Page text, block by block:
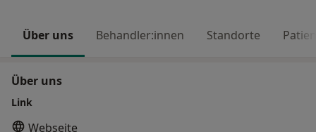
Über uns Behandler:innen Standorte
Über uns
Link
Webseite